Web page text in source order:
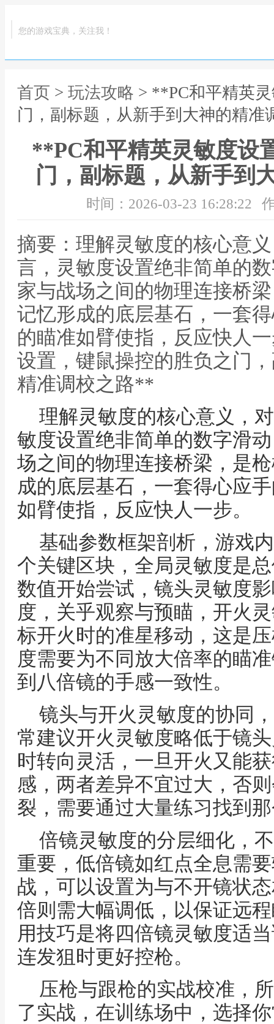
您的游戏宝典，关注我！
首页 > 玩法攻略 > **PC和平精英
门，副标题，从新手到大神的精准
**PC和平精英灵敏度设
门，副标题，从新手到
时间：2026-03-23 16:28:22
摘要：理解灵敏度的核心意
言，灵敏度设置绝非简单的
家与战场之间的物理连接桥
记忆形成的底层基石，一套
的瞄准如臂使指，反应快人
设置，键鼠操控的胜负之门
精准调校之路**
理解灵敏度的核心意义，
敏度设置绝非简单的数字滑
场之间的物理连接桥梁，是
成的底层基石，一套得心应
如臂使指，反应快人一步。
基础参数框架剖析，游戏
个关键区块，全局灵敏度是
数值开始尝试，镜头灵敏度
度，关乎观察与预瞄，开火
标开火时的准星移动，这是
度需要为不同放大倍率的瞄
到八倍镜的手感一致性。
镜头与开火灵敏度的协同
常建议开火灵敏度略低于镜
时转向灵活，一旦开火又能
感，两者差异不宜过大，否
裂，需要通过大量练习找到
倍镜灵敏度的分层细化，
重要，低倍镜如红点全息需
战，可以设置为与不开镜状
倍则需大幅调低，以保证远
用技巧是将四倍镜灵敏度适
连发狙时更好控枪。
压枪与跟枪的实战校准，
了实战，在训练场中，选择